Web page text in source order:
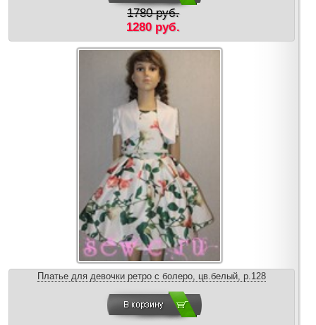
1780 руб.
1280 руб.
Платье для девочки ретро с болеро, цв.белый, р.128